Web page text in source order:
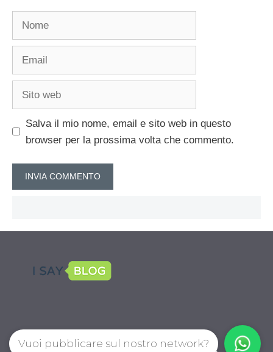
Salva il mio nome, email e sito web in questo
browser per la prossima volta che commento.
Vuoi pubblicare sul nostro network?